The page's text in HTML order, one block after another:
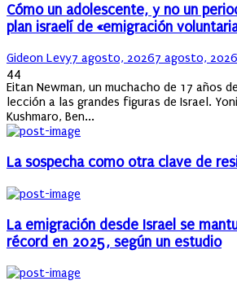
Cómo un adolescente, y no un
plan israelí de «emigración
Author
Gideon LevyPosted
7 agosto, 20267 agosto, 2026
44
Eitan Newman, un muchacho de 17 años
lección a las grandes figuras de Israel.
Kushmaro, Ben...
La sospecha como otra clave de
La emigración desde Israel se
récord en 2025, según un estudio